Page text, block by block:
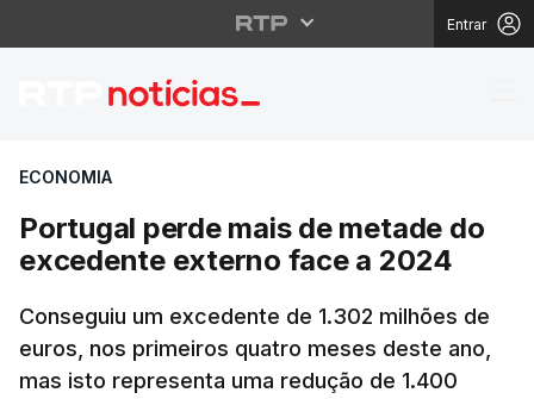
Entrar
Portugal perde mais
ECONOMIA
Portugal perde mais de metade do
excedente externo face a 2024
Conseguiu um excedente de 1.302 milhões de
euros, nos primeiros quatro meses deste ano,
mas isto representa uma redução de 1.400